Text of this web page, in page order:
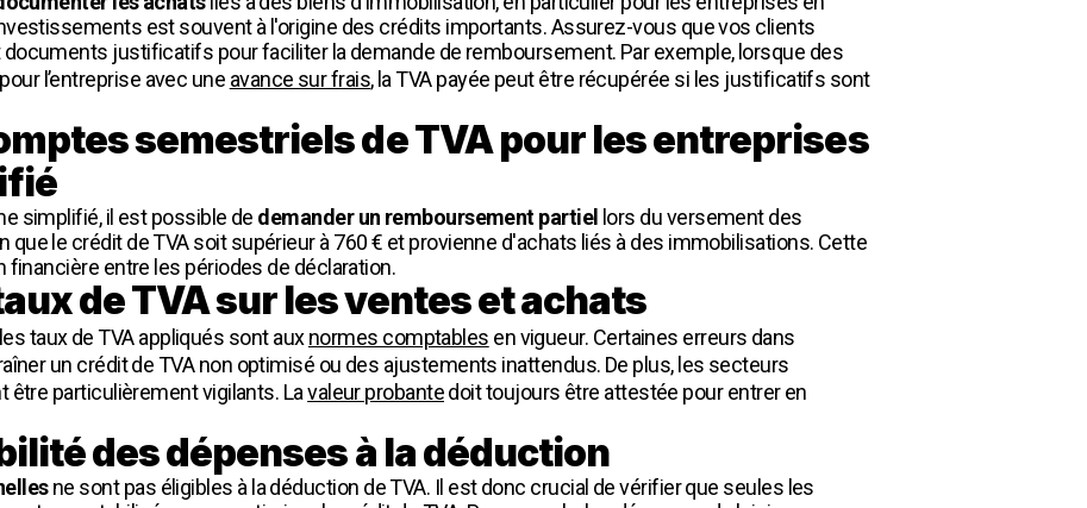
est souvent à l'origine des crédits importants. Assurez-vous que vos clients
justificatifs pour faciliter la demande de remboursement. Par exemple, lorsque des
l’entreprise avec une avance sur frais, la TVA payée peut être récupérée si les justificatifs sont
semestriels de TVA pour les entreprises
simplifié, il est possible de demander un remboursement partiel lors du versement des
le crédit de TVA soit supérieur à 760 € et provienne d'achats liés à des immobilisations. Cette
financière entre les périodes de déclaration.
de TVA sur les ventes et achats
taux de TVA appliqués sont auxnormes comptables en vigueur. Certaines erreurs dans
un crédit de TVA non optimisé ou des ajustements inattendus. De plus, les secteurs
être particulièrement vigilants. Lavaleur probantedoit toujours être attestée pour entrer en
des dépenses à la déduction
ne sont pas éligibles à la déduction de TVA. Il est donc crucial de vérifier que seules les